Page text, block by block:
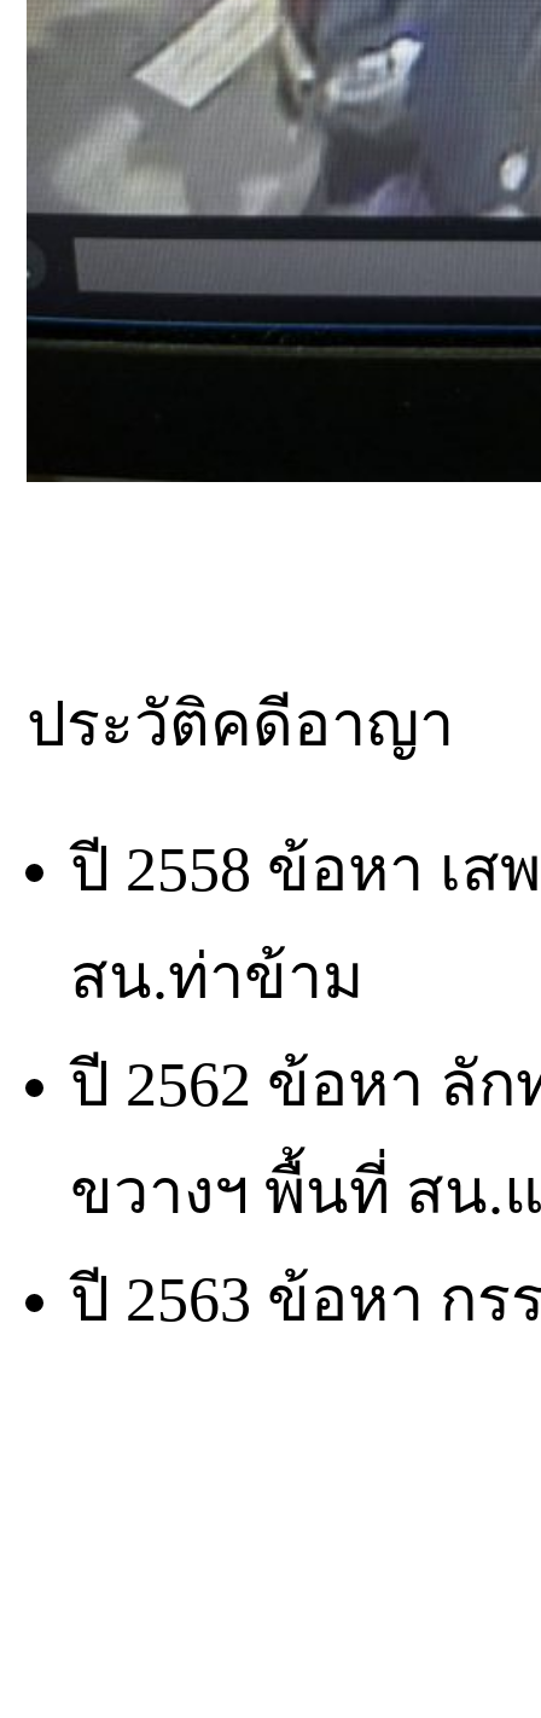
ประวัติคดีอาญา
ปี 2558 ข้อหา เ
สน.ท่าข้าม
ปี 2562 ข้อหา ลั
ขวางฯ พื้นที่ สน.
ปี 2563 ข้อหา ก